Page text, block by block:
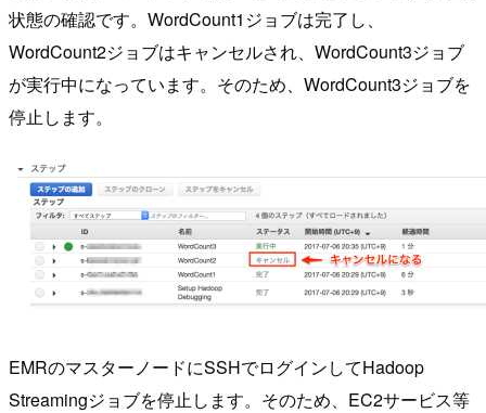
状態の確認です。WordCount1ジョブは完了し、
WordCount2ジョブはキャンセルされ、WordCount3ジョブ
が実行中になっています。そのため、WordCount3ジョブを
停止します。
EMRのマスターノードにSSHでログインしてHadoop
Streamingジョブを停止します。そのため、EC2サービス等